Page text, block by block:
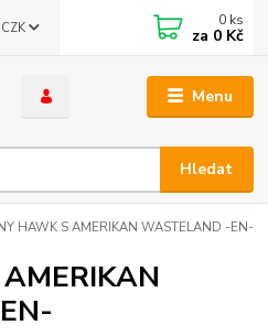
Menu
CZK
Hledat
0 ks
za 0 Kč
HAWK S AMERIKAN WASTELAND -EN-